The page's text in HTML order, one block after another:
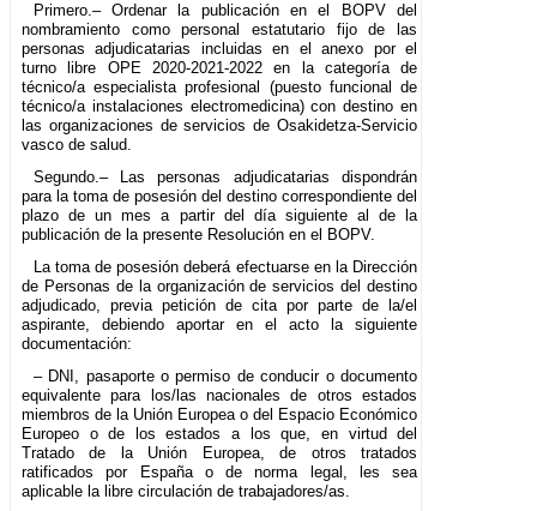
Primero.– Ordenar la publicación en el BOPV del
nombramiento como personal estatutario fijo de las
personas adjudicatarias incluidas en el anexo por el
turno libre OPE 2020-2021-2022 en la categoría de
técnico/a especialista profesional (puesto funcional de
técnico/a instalaciones electromedicina) con destino en
las organizaciones de servicios de Osakidetza-Servicio
vasco de salud.
Segundo.– Las personas adjudicatarias dispondrán
para la toma de posesión del destino correspondiente del
plazo de un mes a partir del día siguiente al de la
publicación de la presente Resolución en el BOPV.
La toma de posesión deberá efectuarse en la Dirección
de Personas de la organización de servicios del destino
adjudicado, previa petición de cita por parte de la/el
aspirante, debiendo aportar en el acto la siguiente
documentación:
– DNI, pasaporte o permiso de conducir o documento
equivalente para los/las nacionales de otros estados
miembros de la Unión Europea o del Espacio Económico
Europeo o de los estados a los que, en virtud del
Tratado de la Unión Europea, de otros tratados
ratificados por España o de norma legal, les sea
aplicable la libre circulación de trabajadores/as.